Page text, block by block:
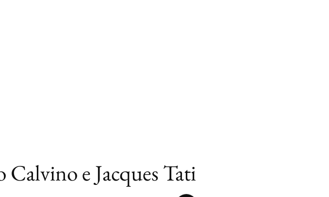
e Jacques Tati